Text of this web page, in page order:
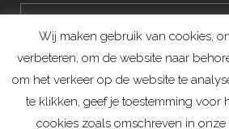
Wij maken gebruik van cookies,
verbeteren, om de website naar
om het verkeer op de website te
te klikken, geef je toestemming voor
cookies zoals omschreven in